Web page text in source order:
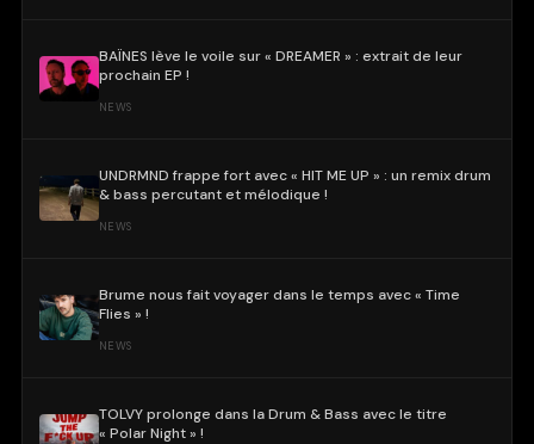
BAÏNES lève le voile sur « DREAMER » : extrait de leur
prochain EP !
NEWS
UNDRMND frappe fort avec « HIT ME UP » : un remix drum
& bass percutant et mélodique !
NEWS
Brume nous fait voyager dans le temps avec « Time
Flies » !
NEWS
TOLVY prolonge dans la Drum & Bass avec le titre
« Polar Night » !